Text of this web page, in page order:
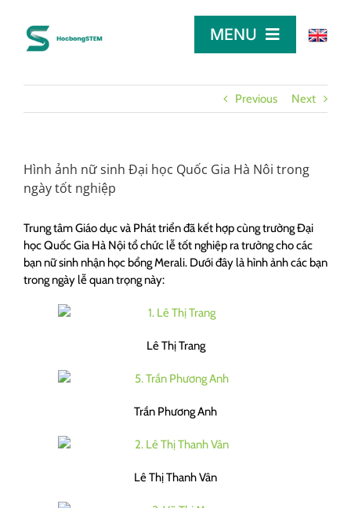
content
MENU
DÀNH CHO NHÀ TÀI TRỢ
Previous Next
Hình ảnh nữ sinh Đại học Quốc Gia Hà Nôi trong
ngày tốt nghiệp
Trung tâm Giáo dục và Phát triển đã kết hợp cùng trường Đại
học Quốc Gia Hà Nội tổ chức lễ tốt nghiệp ra trường cho các
bạn nữ sinh nhận học bổng Merali. Dưới đây là hình ảnh các bạn
trong ngày lễ quan trọng này:
Lê Thị Trang
Trần Phương Anh
Lê Thị Thanh Vân